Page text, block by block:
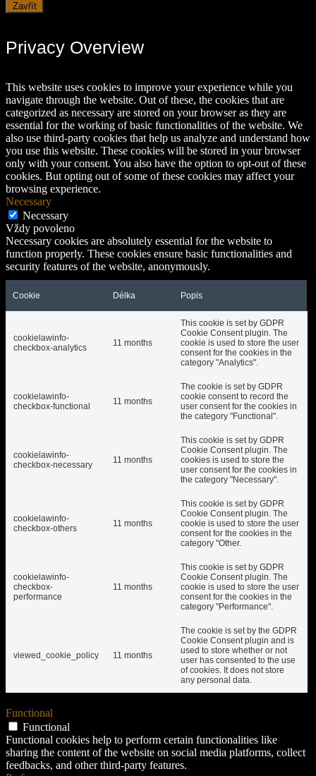
Zavřít
Privacy Overview
This website uses cookies to improve your experience while you
navigate through the website. Out of these, the cookies that are
categorized as necessary are stored on your browser as they are
essential for the working of basic functionalities of the website. We
also use third-party cookies that help us analyze and understand how
you use this website. These cookies will be stored in your browser
only with your consent. You also have the option to opt-out of these
cookies. But opting out of some of these cookies may affect your
browsing experience.
Necessary
Necessary
Vždy povoleno
Necessary cookies are absolutely essential for the website to
function properly. These cookies ensure basic functionalities and
security features of the website, anonymously.
Cookie Délka Popis
cookielawinfo-
checkbox-analytics
11 months
This cookie is set by GDPR
Cookie Consent plugin. The
cookie is used to store the user
consent for the cookies in the
category "Analytics".
cookielawinfo-
checkbox-functional
11 months
The cookie is set by GDPR
cookie consent to record the
user consent for the cookies in
the category "Functional".
cookielawinfo-
checkbox-necessary
11 months
This cookie is set by GDPR
Cookie Consent plugin. The
cookies is used to store the
user consent for the cookies in
the category "Necessary".
cookielawinfo-
checkbox-others
11 months
This cookie is set by GDPR
Cookie Consent plugin. The
cookie is used to store the user
consent for the cookies in the
category "Other.
cookielawinfo-
checkbox-
performance
11 months
This cookie is set by GDPR
Cookie Consent plugin. The
cookie is used to store the user
consent for the cookies in the
category "Performance".
viewed_cookie_policy 11 months
The cookie is set by the GDPR
Cookie Consent plugin and is
used to store whether or not
user has consented to the use
of cookies. It does not store
any personal data.
Functional
Functional
Functional cookies help to perform certain functionalities like
sharing the content of the website on social media platforms, collect
feedbacks, and other third-party features.